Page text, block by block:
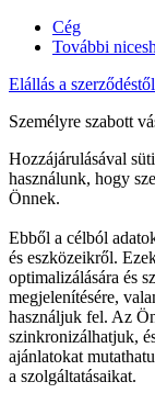
Cég
További
Elállás a szerződéstől
Személyre szabott
Hozzájárulásával
használunk, hogy
Önnek.
Ebből a célból
és eszközeikről.
optimalizálására és
megjelenítésére,
használjuk fel. Az
szinkronizálhatjuk,
ajánlatokat
a szolgáltatásaikat.